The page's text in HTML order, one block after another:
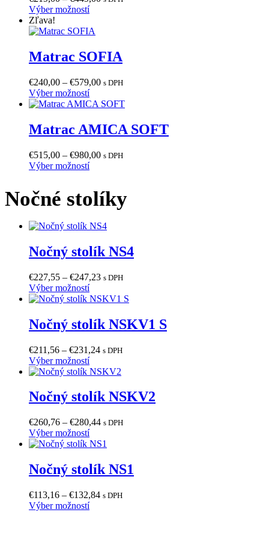
Výber možnostíTento
má
variantov.
Možnosti
môžete
vybrať
na
produktu.
Zľava!
Matrac SOFIA
€240,00 – €579,00Price
€240,00
€579,00
s DPH
Výber možnostíTento
produkt
viacero
variantov.
si
môžete
na
stránke
produktu.
Matrac AMICA SOFT
€515,00 – €980,00Price
€980,00
s DPH
Výber možnostíTento
viacero
variantov.
si
vybrať
stránke
produktu.
Nočné stolíky
Nočný stolík NS4
€227,55 – €247,23Price
€227,55
€247,23
s DPH
Výber možnostíTento
produkt
viacero
variantov.
si
môžete
vybrať
stránke
produktu.
Nočný stolík NSKV1 S
€211,56 – €231,24Price
€211,56
€231,24
s DPH
Výber možnostíTento
produkt
viacero
variantov.
si
môžete
vybrať
stránke
produktu.
Nočný stolík NSKV2
€260,76 – €280,44Price
€260,76
€280,44
s DPH
Výber možnostíTento
produkt
viacero
variantov.
si
môžete
Nočný stolík NS1
€113,16 – €132,84Price
s DPH
Výber možnostíTento